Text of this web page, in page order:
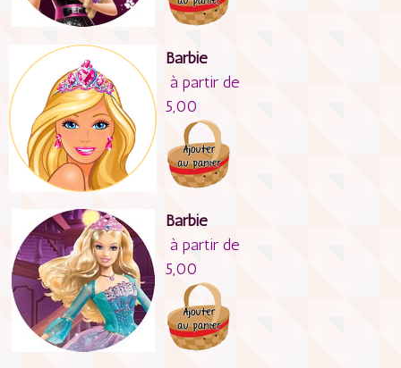
Barbie
à partir de
5,00
Barbie
à partir de
5,00